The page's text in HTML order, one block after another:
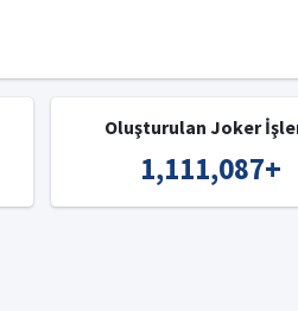
Oluşturulan Joker
1,111,087+